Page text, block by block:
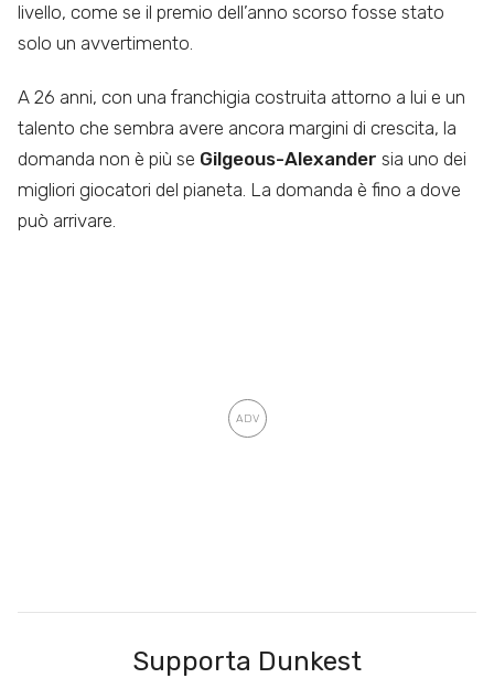
livello, come se il premio dell’anno scorso fosse stato
solo un avvertimento.
A 26 anni, con una franchigia costruita attorno a lui e un
talento che sembra avere ancora margini di crescita, la
domanda non è più se Gilgeous-Alexander sia uno dei
migliori giocatori del pianeta. La domanda è fino a dove
può arrivare.
Supporta Dunkest